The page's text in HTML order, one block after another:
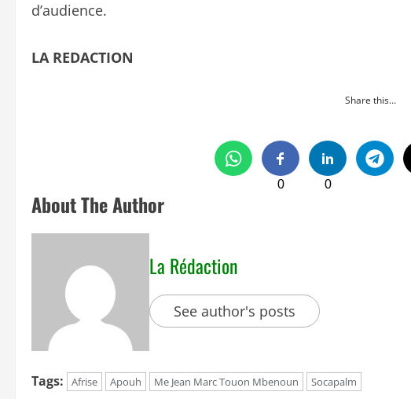
d’audience.
LA REDACTION
Share this…
0 0
About The Author
La Rédaction
See author's posts
Tags: Afrise Apouh Me Jean Marc Touon Mbenoun Socapalm